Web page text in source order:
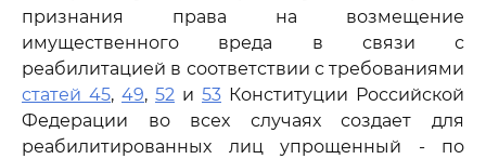
признания права на возмещение
имущественного вреда в связи с
реабилитацией в соответствии с требованиями
статей 45, 49, 52 и 53 Конституции Российской
Федерации во всех случаях создает для
реабилитированных лиц упрощенный - по